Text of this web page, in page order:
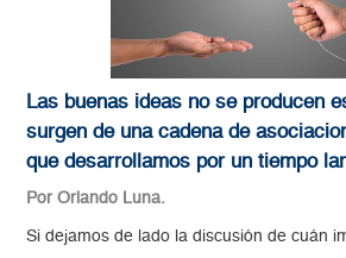
Las buenas ideas no se producen
surgen de una cadena de
que desarrollamos por un tiempo
Por Orlando Luna.
Si dejamos de lado la discusión de cuán